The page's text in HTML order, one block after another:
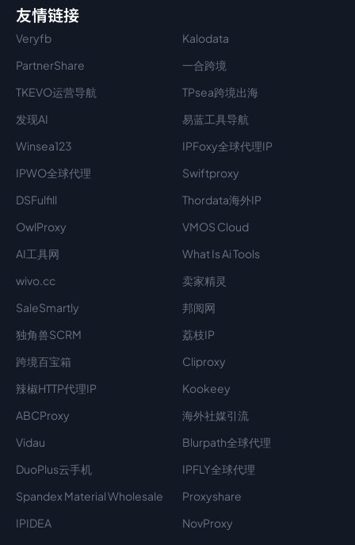
友情链接
Veryfb
Kalodata
PartnerShare
一合跨境
TKEVO运营导航
TPsea跨境出海
发现AI
易蓝工具导航
Winsea123
IPFoxy全球代理IP
IPWO全球代理
Swiftproxy
DSFulfill
Thordata海外IP
OwlProxy
VMOS Cloud
AI工具网
What Is Ai Tools
wivo.cc
卖家精灵
SaleSmartly
邦阅网
独角兽SCRM
荔枝IP
跨境百宝箱
Cliproxy
辣椒HTTP代理IP
Kookeey
ABCProxy
海外社媒引流
Vidau
Blurpath全球代理
DuoPlus云手机
IPFLY全球代理
Spandex Material Wholesale​
Proxyshare
IPIDEA
NovProxy